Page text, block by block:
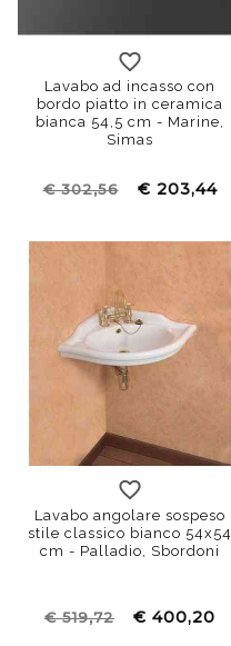
Lavabo ad incasso con
bordo piatto in ceramica
bianca 54,5 cm - Marine,
Simas
€ 302,56 € 203,44
Lavabo angolare sospeso
stile classico bianco 54x54
cm - Palladio, Sbordoni
€ 519,72 € 400,20